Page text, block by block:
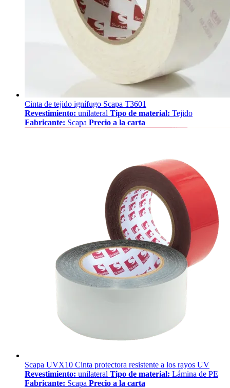
Cinta de tejido ignífugo Scapa T3601
Revestimiento: unilateral Tipo de material: Tejido
Fabricante: Scapa Precio a la carta
Scapa UVX10 Cinta protectora resistente a los rayos UV
Revestimiento: unilateral Tipo de material: Lámina de PE
Fabricante: Scapa Precio a la carta